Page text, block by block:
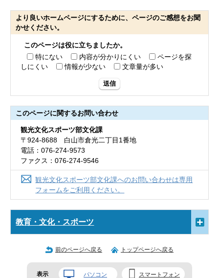
より良いホームページにするために、ページのご感想をお聞
かせください。
このページは役に立ちましたか。
特にない
内容が分かりにくい
ページを探
しにくい
情報が少ない 文章量が多い
送信
このページに関するお問い合わせ
観光文化スポーツ部文化課
〒924-8688 白山市倉光二丁目1番地
電話：076-274-9573
ファクス：076-274-9546
観光文化スポーツ部文化課へのお問い合わせは専用
フォームをご利用ください。
教育・文化・スポーツ
前のページへ戻る トップページへ戻る
表示 パソコン スマートフォン